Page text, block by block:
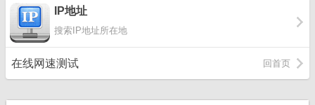
IP地址
搜索IP地址所在地
在线网速测试 回首页